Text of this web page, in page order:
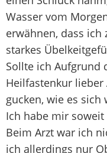
Wasser vom
erwähnen, dass ich
starkes
Sollte ich Aufgrund
Heilfastenkur
gucken, wie es sich
Ich habe mir
Beim Arzt war ich
ich allerdings nur